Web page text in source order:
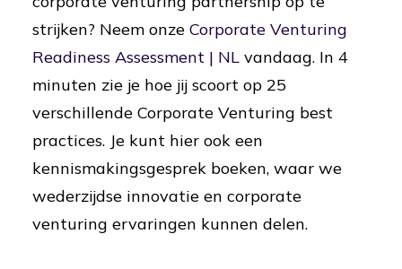
strijken? Neem onze Corporate Venturing
Readiness Assessment | NL vandaag. In 4
minuten zie je hoe jij scoort op 25
verschillende Corporate Venturing best
practices. Je kunt hier ook een
kennismakingsgesprek boeken, waar we
wederzijdse innovatie en corporate
venturing ervaringen kunnen delen.